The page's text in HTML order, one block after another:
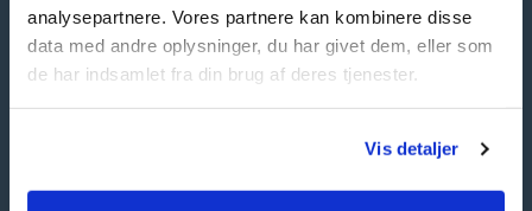
analysepartnere. Vores partnere kan kombinere disse
data med andre oplysninger, du har givet dem, eller som
de har indsamlet fra din brug af deres tjenester.
Vis detaljer
Brandstrategi